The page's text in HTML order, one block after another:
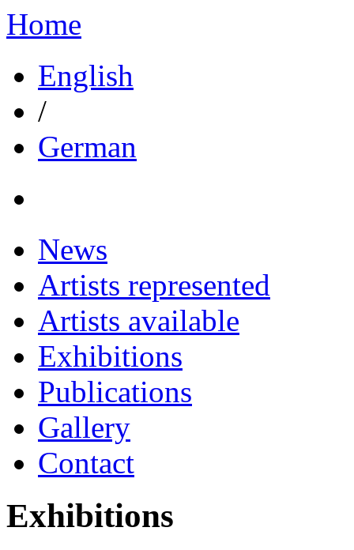
Home
English
/
German
News
Artists represented
Artists available
Exhibitions
Publications
Gallery
Contact
Exhibitions